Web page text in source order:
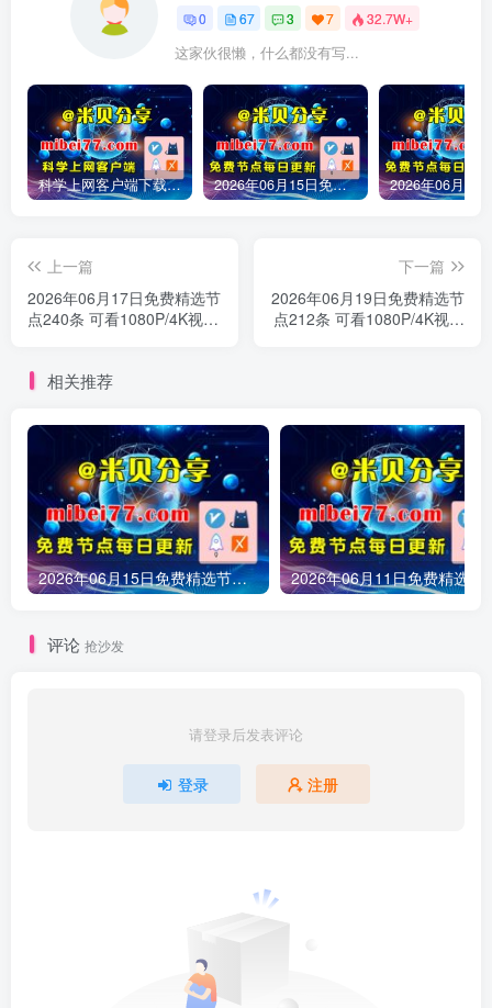
0 67 3 7 32.7W+
这家伙很懒，什么都没有写...
科学上网客户端下载-clash meta/v2rayN/Sing-box/winxray/小火箭/圈X/Shadowrocket/Quantumult X/v2rayNG等客户端下载 2026年06月15日免费精选节点245条 可看1080P/4K视频 v2ray|clash|小火箭订阅链接 手机电脑 科学上网|梯子|翻墙|代理|VPN|外网
上一篇
2026年06月17日免费精选节
点240条 可看1080P/4K视频
墙|代理|VPN|外网
下一篇
2026年06月19日免费精选节
点212条 可看1080P/4K视频
相关推荐
2026年06月15日免费精选节点245条 可看1080P/4K视频 v2ray|clash|小火箭订阅链接 手机电脑 科学上网|梯子|翻墙|代理|VPN|外网
评论 抢沙发
请登录后发表评论
登录 注册